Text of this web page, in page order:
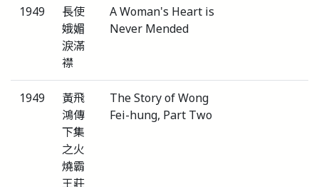
1949
長使
娥媚
淚滿
襟
A Woman's Heart is
Never Mended
1949
黃飛
鴻傳
下集
之火
燒霸
王莊
The Story of Wong
Fei-hung, Part Two